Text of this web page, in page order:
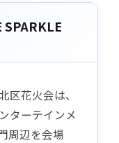
区花火会は、
ターテインメ
周辺を会場